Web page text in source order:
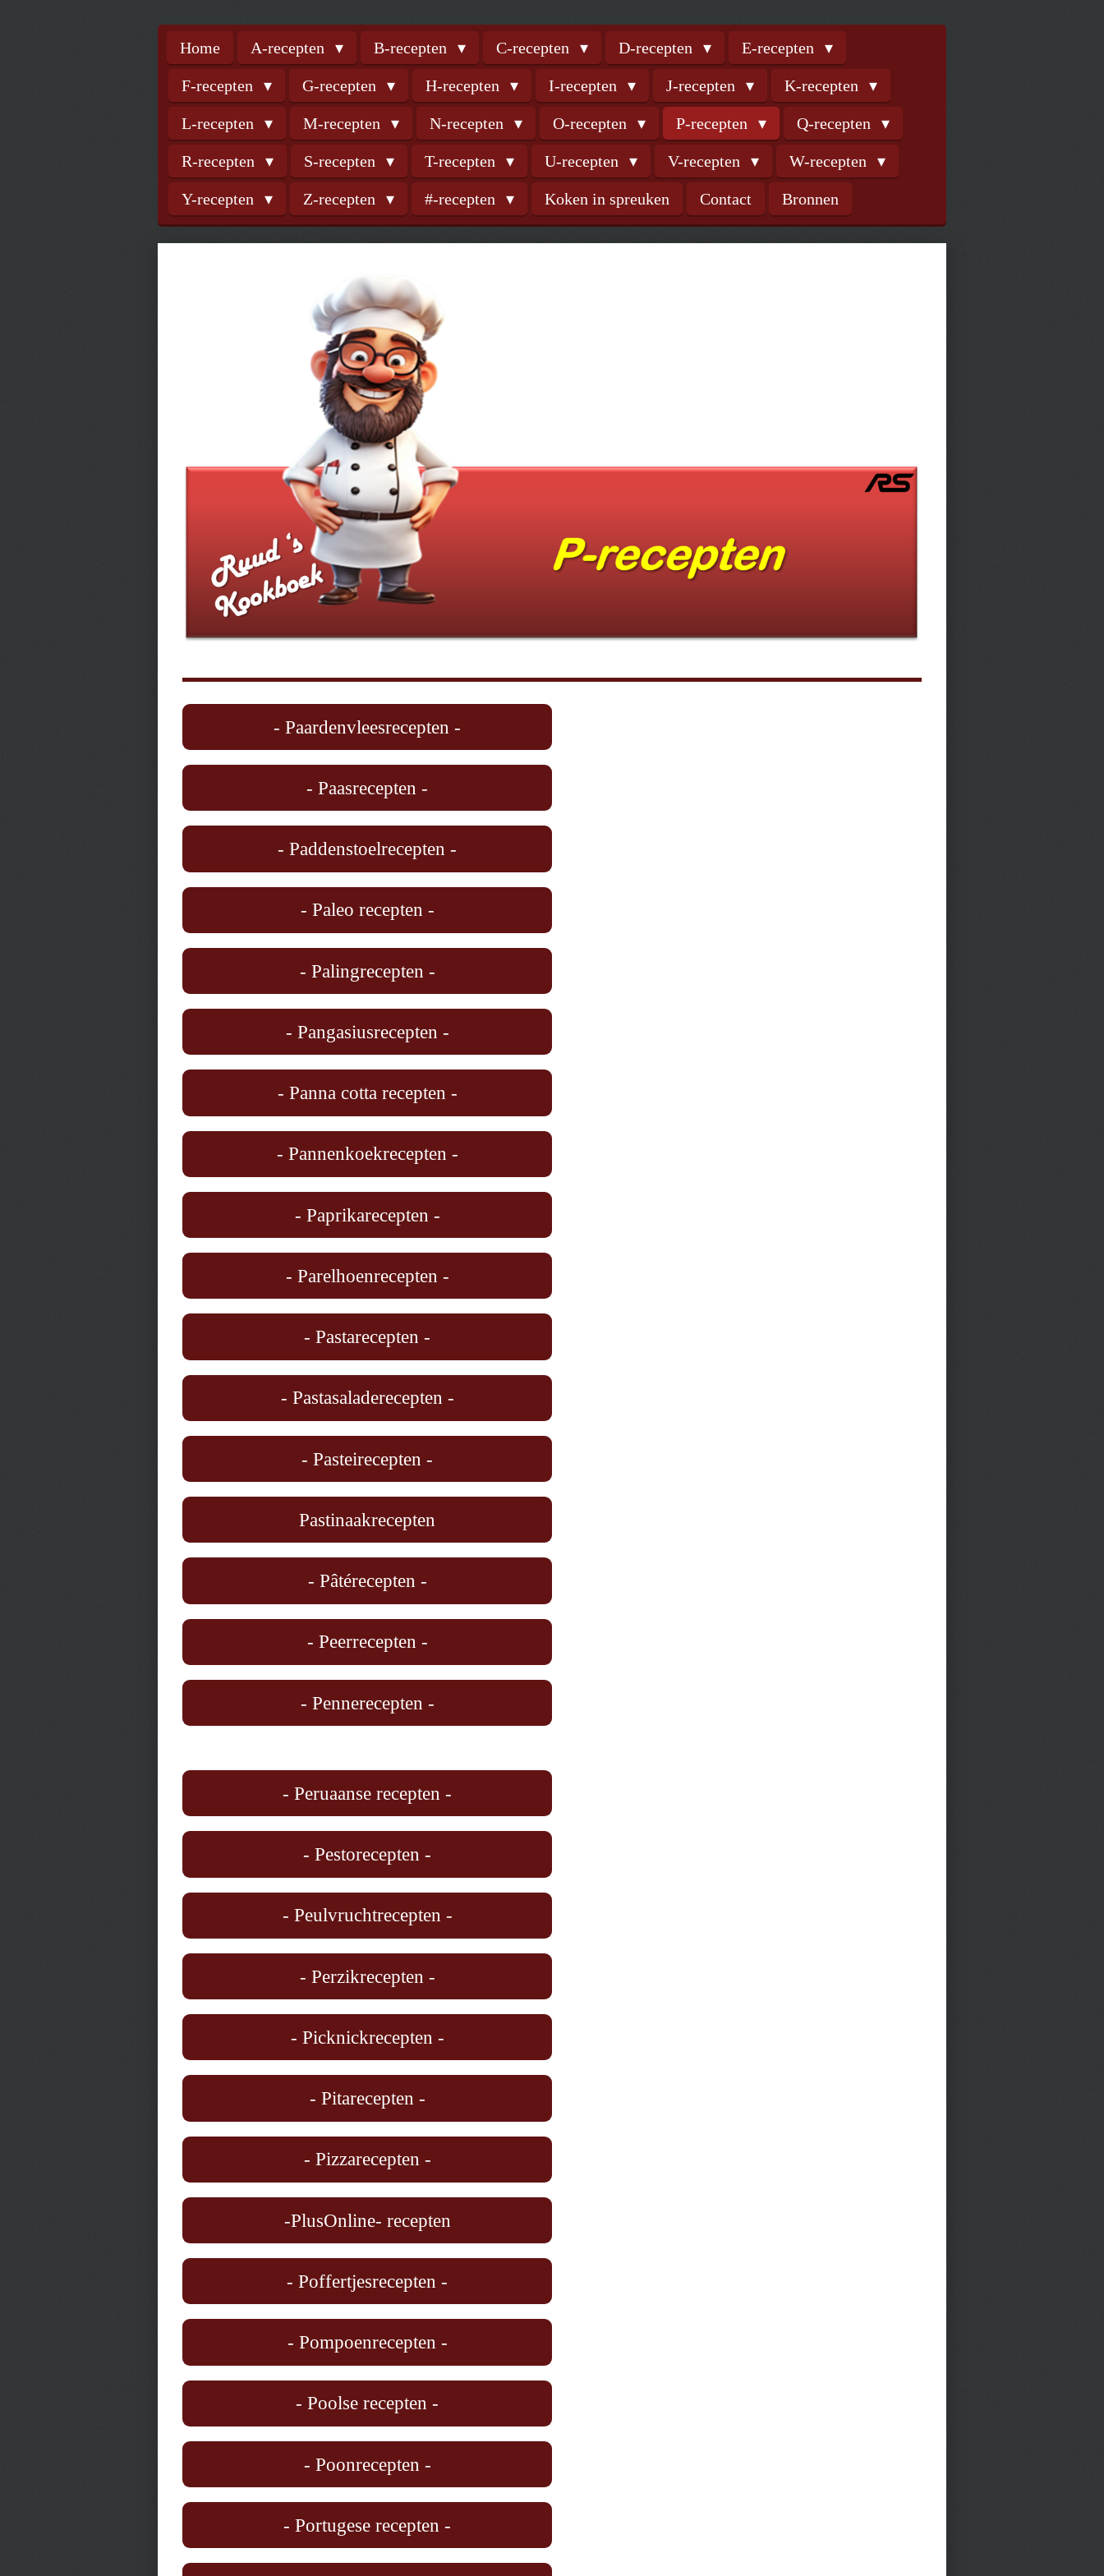
Home A-recepten B-recepten C-recepten D-recepten E-recepten
F-recepten G-recepten H-recepten I-recepten J-recepten K-recepten
L-recepten M-recepten N-recepten O-recepten P-recepten Q-recepten
R-recepten S-recepten T-recepten U-recepten V-recepten W-recepten
Y-recepten Z-recepten #-recepten Koken in spreuken Contact Bronnen
- Paardenvleesrecepten -
- Paasrecepten -
- Paddenstoelrecepten -
- Paleo recepten -
- Palingrecepten -
- Pangasiusrecepten -
- Panna cotta recepten -
- Pannenkoekrecepten -
- Paprikarecepten -
- Parelhoenrecepten -
- Pastarecepten -
- Pastasaladerecepten -
- Pasteirecepten -
Pastinaakrecepten
- Pâtérecepten -
- Peerrecepten -
- Pennerecepten -
- Peruaanse recepten -
- Pestorecepten -
- Peulvruchtrecepten -
- Perzikrecepten -
- Picknickrecepten -
- Pitarecepten -
- Pizzarecepten -
-PlusOnline- recepten
- Poffertjesrecepten -
- Pompoenrecepten -
- Poolse recepten -
- Poonrecepten -
- Portugese recepten -